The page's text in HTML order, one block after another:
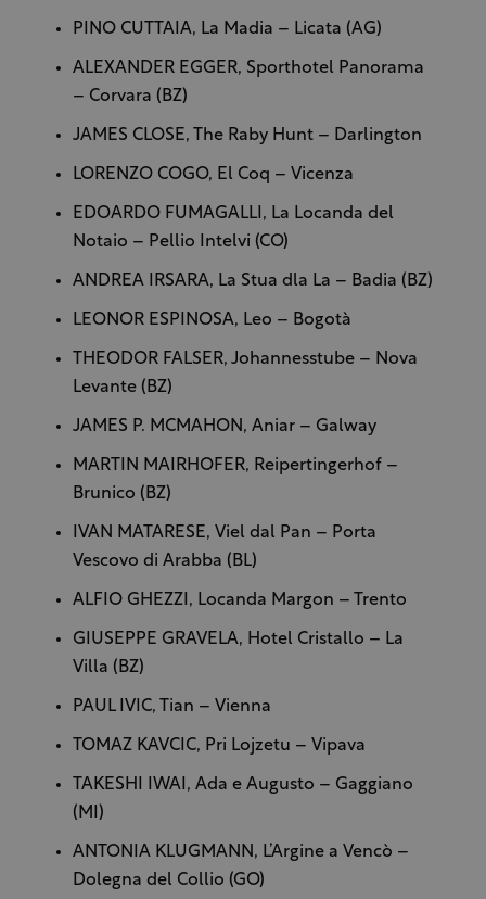
PINO CUTTAIA, La Madia – Licata (AG)
ALEXANDER EGGER, Sporthotel Panorama
– Corvara (BZ)
JAMES CLOSE, The Raby Hunt – Darlington
LORENZO COGO, El Coq – Vicenza
EDOARDO FUMAGALLI, La Locanda del
Notaio – Pellio Intelvi (CO)
ANDREA IRSARA, La Stua dla La – Badia (BZ)
LEONOR ESPINOSA, Leo – Bogotà
THEODOR FALSER, Johannesstube – Nova
Levante (BZ)
JAMES P. MCMAHON, Aniar – Galway
MARTIN MAIRHOFER, Reipertingerhof –
Brunico (BZ)
IVAN MATARESE, Viel dal Pan – Porta
Vescovo di Arabba (BL)
ALFIO GHEZZI, Locanda Margon – Trento
GIUSEPPE GRAVELA, Hotel Cristallo – La
Villa (BZ)
PAUL IVIC, Tian – Vienna
TOMAZ KAVCIC, Pri Lojzetu – Vipava
TAKESHI IWAI, Ada e Augusto – Gaggiano
(MI)
ANTONIA KLUGMANN, L’Argine a Vencò –
Dolegna del Collio (GO)